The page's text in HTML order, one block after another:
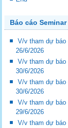
Báo cáo Seminar
V/v tham dự báo
26/6/2026
V/v tham dự báo
30/6/2026
V/v tham dự báo
30/6/2026
V/v tham dự báo
29/6/2026
V/v tham dự báo